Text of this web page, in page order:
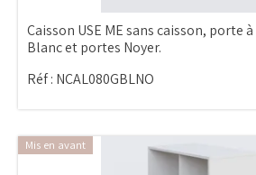
Caisson USE ME sans caisson, porte
Blanc et portes Noyer.
Réf : NCAL080GBLNO
Mis en avant